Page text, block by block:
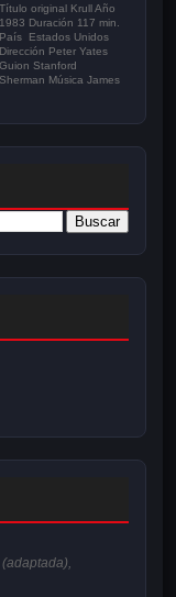
Título original Krull Año
1983 Duración 117 min.
País Estados Unidos
Dirección Peter Yates
Guion Stanford
Sherman Música James